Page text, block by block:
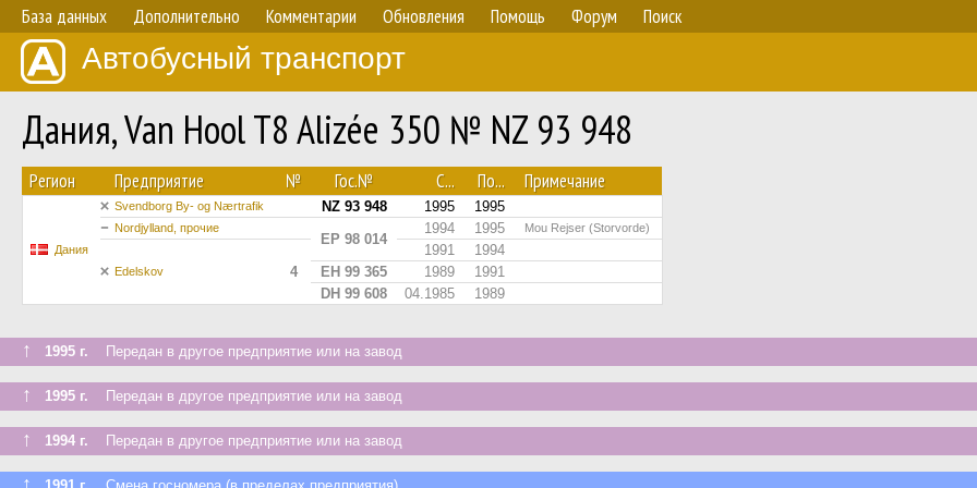
База данных Дополнительно Комментарии Обновления Помощь Форум Поиск
Автобусный транспорт
Дания, Van Hool T8 Alizée 350 № NZ 93 948
Регион Предприятие № Гос.№ С... По... Примечание
Дания
Svendborg By- og Nærtrafik NZ 93 948 1995 1995
Nordjylland, прочие
EP 98 014
1994 1995 Mou Rejser (Storvorde)
Edelskov 4
1991
1994
EH 99 365
1989
1991
DH 99 608
04.1985 1989
↑ 1995 г. Передан в другое предприятие или на завод
↑ 1995 г. Передан в другое предприятие или на завод
↑ 1994 г. Передан в другое предприятие или на завод
↑